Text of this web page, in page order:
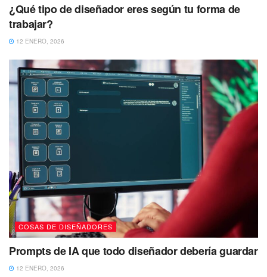
¿Qué tipo de diseñador eres según tu forma de
trabajar?
12 ENERO, 2026
COSAS DE DISEÑADORES
Prompts de IA que todo diseñador debería guardar
12 ENERO, 2026